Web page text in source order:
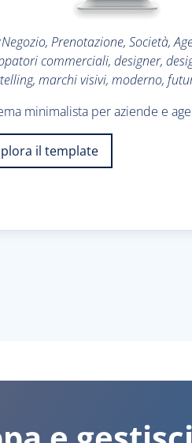
Prenotazione, Società,
commerciali, designer,
marchi visivi, moderno,
minimalista per aziende e
il template